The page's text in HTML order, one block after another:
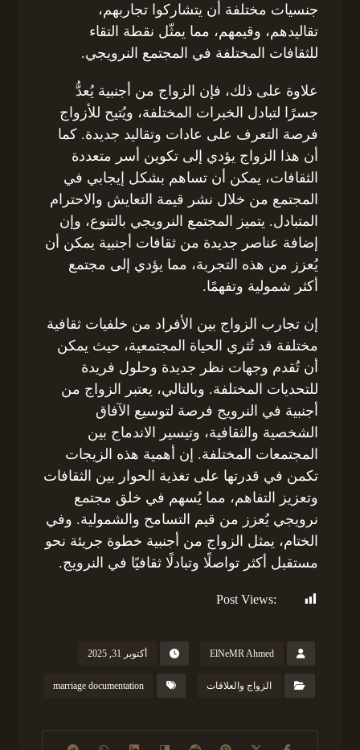
جنسيات مختلفة أن يتشاركوا تجاربهم،
تقاليدهم، وقيمهم، مما يمثّل نقطة التقاء
للثقافات المختلفة في المجتمع النرويجي.
علاوة على ذلك، فإن الزواج من أجنبية يُعدُّ
جسرًا لتبادل الخبرات المختلفة، ويُتيح للأزواج
فرصة التعرف على عادات وتقاليد جديدة. كما
أن هذا الزواج يؤدي إلى تكوين أسر متعددة
الثقافات، يمكن أن تساهم بشكل إيجابي في
المجتمع من خلال نشر قيمة التعايش والاحترام
المتبادل. يتميز المجتمع النرويجي بالتنوع، وإن
إضافة عناصر جديدة من ثقافات أجنبية يمكن أن
يُعزز من هذه التجربة، مما يؤدي إلى مجتمع
أكثر شمولية وتفهمًا.
إن تجارب الزواج بين الأفراد من خلفيات ثقافية
مختلفة قد تُثري الحياة المجتمعية، حيث يمكن
أن تُقدم وجهات نظر جديدة وحلول فريدة
للتحديات المختلفة. وبالتالي، يعتبر الزواج من
أجنبية في النرويج فرصة لتوسيع الآفاق
الشخصية والثقافية، وتيسير الاندماج بين
المجتمعات المختلفة. إن أهمية هذه الزيجات
تكمن في قدرتها على تغذية الحوار بين الثقافات
وتعزيز التفاهم، مما يُسهم في خلق مجتمع
نرويجي يُعزز من قيم التسامح والشمولية. وفي
الختام، يمثل الزواج من أجنبية خطوة جريئة نحو
مستقبل أكثر تواصلًا وتبادلًا ثقافيًا في النرويج.
Post Views:
ElNeMR Ahmed أكتوبر 31, 2025
الزواج والعلاقات marriage documentation